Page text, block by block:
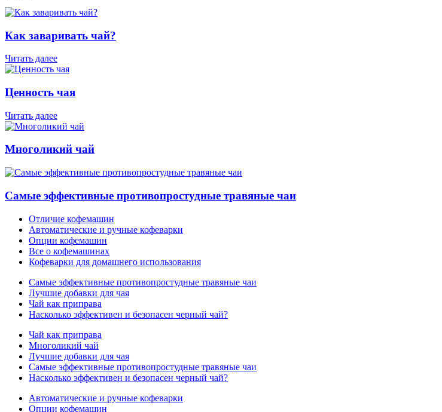
Как заваривать чай?
Читать далее
Ценность чая
Читать далее
Многоликий чай
Самые эффективные противопростудные травяные чаи
Отличие кофемашин
Автоматические и ручные кофеварки
Опции кофемашин
Все о кофемашинах
Кофеварки для домашнего использования
Самые эффективные противопростудные травяные чаи
Лучшие добавки для чая
Чай как приправа
Насколько эффективен и безопасен черный чай?
Чай как приправа
Многоликий чай
Лучшие добавки для чая
Самые эффективные противопростудные травяные чаи
Насколько эффективен и безопасен черный чай?
Автоматические и ручные кофеварки
Опции кофемашин